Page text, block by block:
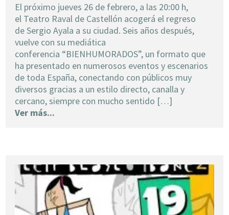
El próximo jueves 26 de febrero, a las 20:00 h,
el Teatro Raval de Castellón acogerá el regreso
de Sergio Ayala a su ciudad. Seis años después,
vuelve con su mediática
conferencia “BIENHUMORADOS”, un formato que
ha presentado en numerosos eventos y escenarios
de toda España, conectando con públicos muy
diversos gracias a un estilo directo, canalla y
cercano, siempre con mucho sentido […]
Ver más...